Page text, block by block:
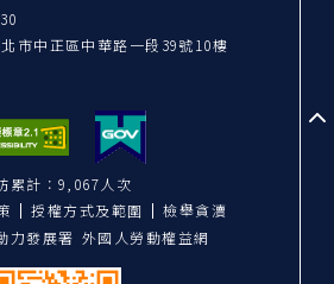
市中正區中華路一段39號10樓
累計：9,067人次
授權方式及範圍
檢舉貪瀆
力發展署 外國人勞動權益網
至